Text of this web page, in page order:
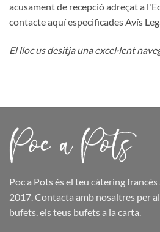
acusament de recepció adreçat a
contacte aquí especificades Avís
El lloc us desitja una excel·lent
Poc a Potsés el teu càtering francès
2017. Contacta amb nosaltres per
bufets. els teus bufetsa la carta.